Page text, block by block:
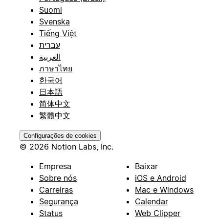
Suomi
Svenska
Tiếng Việt
עברית
العربية
ภาษาไทย
한국어
日本語
简体中文
繁體中文
Configurações de cookies
© 2026 Notion Labs, Inc.
Empresa
Sobre nós
Carreiras
Segurança
Status
Baixar
iOS e Android
Mac e Windows
Calendar
Web Clipper